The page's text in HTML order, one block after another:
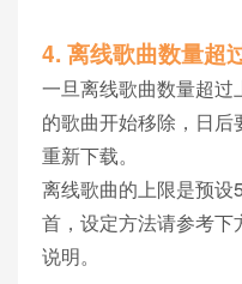
4. 离线歌曲数量超
一旦离线歌曲数量超
的歌曲开始移除，日
重新下载。
离线歌曲的上限是预
首，设定方法请参考下
说明。